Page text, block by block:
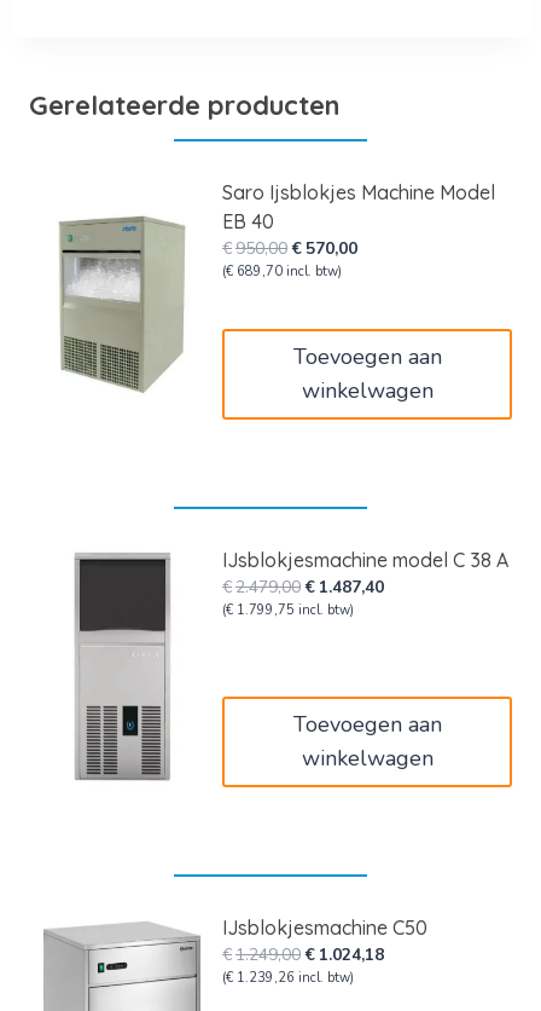
Gerelateerde producten
Saro Ijsblokjes Machine Model
EB 40
€950,00Oorspronkelijke
prijs
€ 570,00Huidige
(€ 689,70 incl. btw)
Toevoegen aan
winkelwagen
IJsblokjesmachine model C 38 A
€2.479,00Oorspronkelijke
prijs
€ 1.487,40Huidige
(€ 1.799,75 incl. btw)
Toevoegen aan
winkelwagen
IJsblokjesmachine C50
€1.249,00Oorspronkelijke
prijs
€ 1.024,18Huidige
(€ 1.239,26 incl. btw)